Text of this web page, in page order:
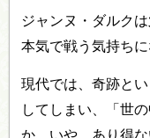
ジャンヌ・ダルクは
本気で戦う気持ち
現代では、奇跡と
してしまい、「世
か、いや、あり得